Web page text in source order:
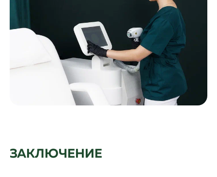
ЗАКЛЮЧЕНИЕ